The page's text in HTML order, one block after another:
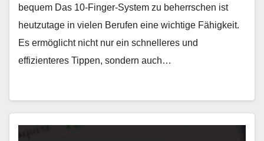
bequem Das 10-Finger-System zu beherrschen ist
heutzutage in vielen Berufen eine wichtige Fähigkeit.
Es ermöglicht nicht nur ein schnelleres und
effizienteres Tippen, sondern auch…